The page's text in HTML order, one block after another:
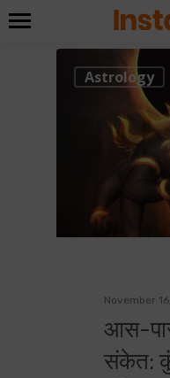
Astrology
November
आस-
संकेत: